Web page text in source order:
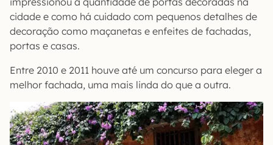
cidade e como há cuidado com pequenos detalhes de
decoração como maçanetas e enfeites de fachadas,
portas e casas.
Entre 2010 e 2011 houve até um concurso para eleger a
melhor fachada, uma mais linda do que a outra.